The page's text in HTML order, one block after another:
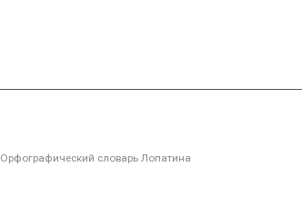
Орфографический словарь Лопатина